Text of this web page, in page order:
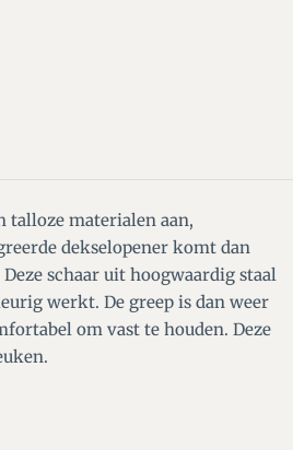
talloze materialen aan,
dekselopener komt dan
schaar uit hoogwaardig staal
werkt. De greep is dan weer
om vast te houden. Deze